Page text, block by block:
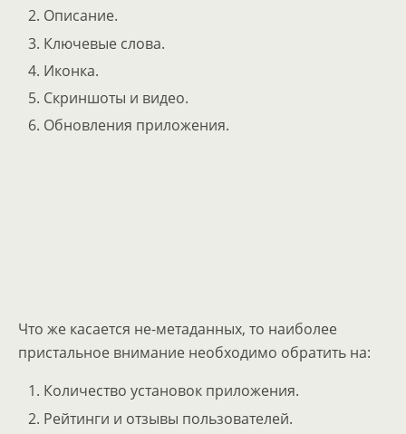
Описание.
Ключевые слова.
Иконка.
Скриншоты и видео.
Обновления приложения.
Что же касается не-метаданных, то наиболее
пристальное внимание необходимо обратить на:
Количество установок приложения.
Рейтинги и отзывы пользователей.